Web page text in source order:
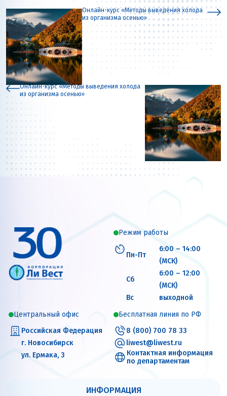
Онлайн-курс «Методы выведения холода
из организма осенью»
Онлайн-курс «Методы выведения холода
из организма осенью»
Режим работы
Пн-Пт
6:00 – 14:00
(МСК)
Сб
6:00 – 12:00
(МСК)
Вс
выходной
Центральный офис
Российская Федерация
г. Новосибирск
ул. Ермака, 3
Бесплатная линия по РФ
8 (800) 700 78 33
liwest@liwest.ru
Контактная информация
по департаментам
ИНФОРМАЦИЯ